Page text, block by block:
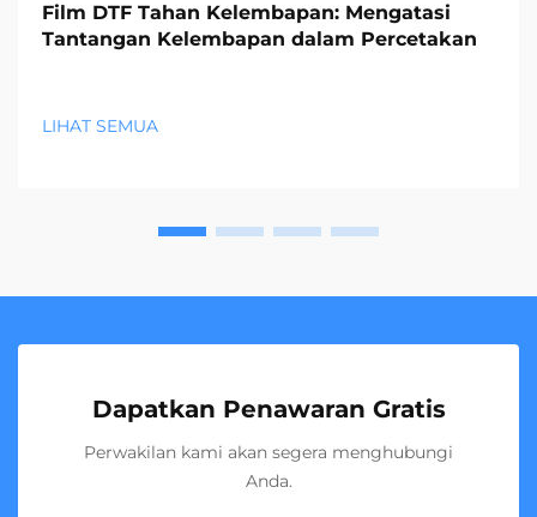
Film DTF Tahan Kelembapan: Mengatasi
Tantangan Kelembapan dalam Percetakan
LIHAT SEMUA
Dapatkan Penawaran Gratis
Perwakilan kami akan segera menghubungi
Anda.